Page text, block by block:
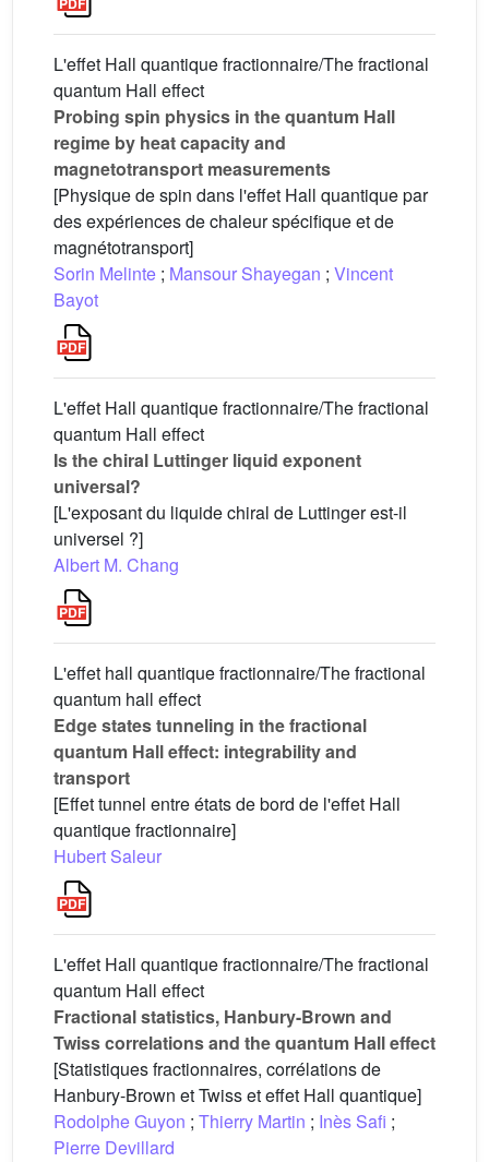
L'effet Hall quantique fractionnaire/The fractional
quantum Hall effect
Probing spin physics in the quantum Hall
regime by heat capacity and
magnetotransport measurements
[Physique de spin dans l'effet Hall quantique par
des expériences de chaleur spécifique et de
magnétotransport]
Sorin Melinte ; Mansour Shayegan ; Vincent
Bayot
L'effet Hall quantique fractionnaire/The fractional
quantum Hall effect
Is the chiral Luttinger liquid exponent
universal?
[L'exposant du liquide chiral de Luttinger est-il
universel ?]
Albert M. Chang
L'effet hall quantique fractionnaire/The fractional
quantum hall effect
Edge states tunneling in the fractional
quantum Hall effect: integrability and
transport
[Effet tunnel entre états de bord de l'effet Hall
quantique fractionnaire]
Hubert Saleur
L'effet Hall quantique fractionnaire/The fractional
quantum Hall effect
Fractional statistics, Hanbury-Brown and
Twiss correlations and the quantum Hall effect
[Statistiques fractionnaires, corrélations de
Hanbury-Brown et Twiss et effet Hall quantique]
Rodolphe Guyon ; Thierry Martin ; Inès Safi ;
Pierre Devillard